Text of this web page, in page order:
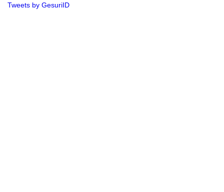
Tweets by GesuriID